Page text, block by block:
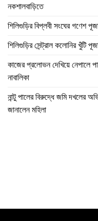
নকশালবাড়িতে
শিলিগুড়ির বিপ্লবী সংঘের গণেশ
শিলিগুড়ির সেন্ট্রাল কলোনির খুঁটি
কাজের প্রলোভন দেখিয়ে নেপালে
নাবালিকা
নান্টু পালের বিরুদ্ধে জমি দখলের
জানালেন মহিলা